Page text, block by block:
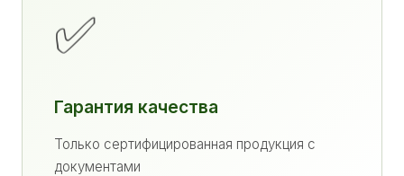
✅
Гарантия качества
Только сертифицированная продукция с
документами